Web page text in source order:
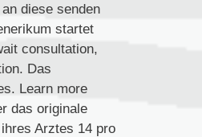
diese senden
startet
consultation,
Das
Learn more
das originale
Arztes 14 pro